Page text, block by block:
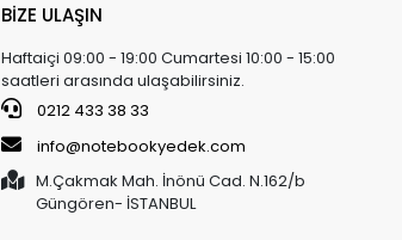
BİZE ULAŞIN
Haftaiçi 09:00 - 19:00 Cumartesi 10:00 - 15:00
saatleri arasında ulaşabilirsiniz.
0212 433 38 33
info@notebookyedek.com
M.Çakmak Mah. İnönü Cad. N.162/b
Güngören- İSTANBUL